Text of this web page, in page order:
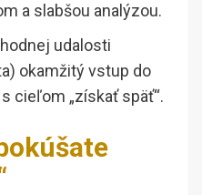
a slabšou analýzou.
udalosti
okamžitý vstup do
cieľom „získať späť“.